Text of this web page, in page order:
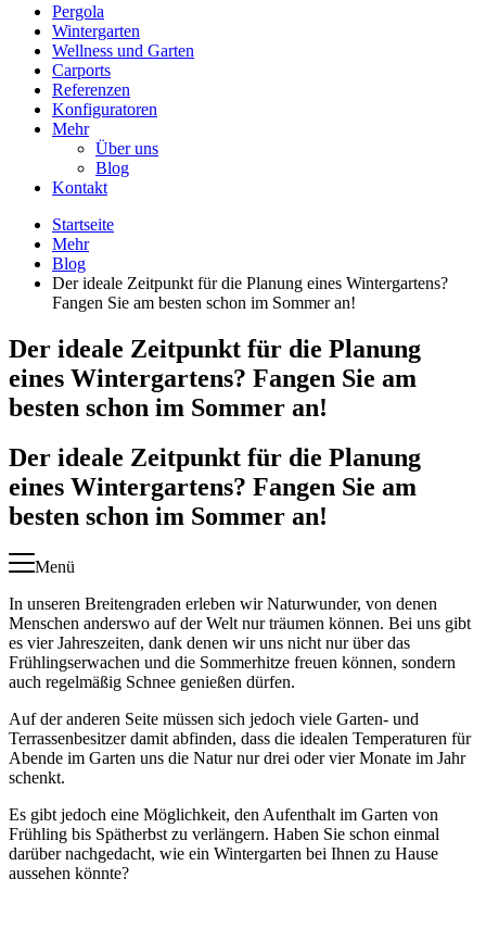
Pergola
Wintergarten
Wellness und Garten
Carports
Referenzen
Konfiguratoren
Mehr
Über uns
Blog
Kontakt
Startseite
Mehr
Blog
Der ideale Zeitpunkt für die Planung eines Wintergartens?
Fangen Sie am besten schon im Sommer an!
Der ideale Zeitpunkt für die Planung
eines Wintergartens? Fangen Sie am
besten schon im Sommer an!
Der ideale Zeitpunkt für die Planung
eines Wintergartens? Fangen Sie am
besten schon im Sommer an!
Menü
In unseren Breitengraden erleben wir Naturwunder, von denen
Menschen anderswo auf der Welt nur träumen können. Bei uns gibt
es vier Jahreszeiten, dank denen wir uns nicht nur über das
Frühlingserwachen und die Sommerhitze freuen können, sondern
auch regelmäßig Schnee genießen dürfen.
Auf der anderen Seite müssen sich jedoch viele Garten- und
Terrassenbesitzer damit abfinden, dass die idealen Temperaturen für
Abende im Garten uns die Natur nur drei oder vier Monate im Jahr
schenkt.
Es gibt jedoch eine Möglichkeit, den Aufenthalt im Garten von
Frühling bis Spätherbst zu verlängern. Haben Sie schon einmal
darüber nachgedacht, wie ein Wintergarten bei Ihnen zu Hause
aussehen könnte?